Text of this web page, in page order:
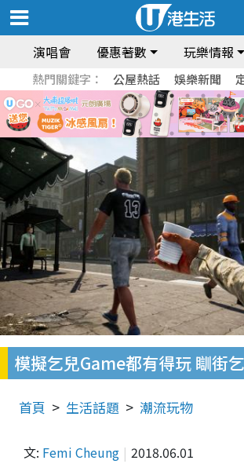
演唱會 優惠著數 玩樂情報
熱門關鍵字： 公屋熱話 娛樂新聞
模擬乞兒Game都有得玩 瞓街
首頁 生活話題 潮流玩物
文: Femi Cheung 2018.06.01